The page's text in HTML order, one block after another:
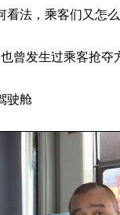
法，乘客们又怎
曾发生过乘客抢
驶舱